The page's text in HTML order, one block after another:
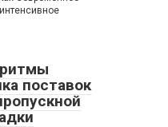
поставок